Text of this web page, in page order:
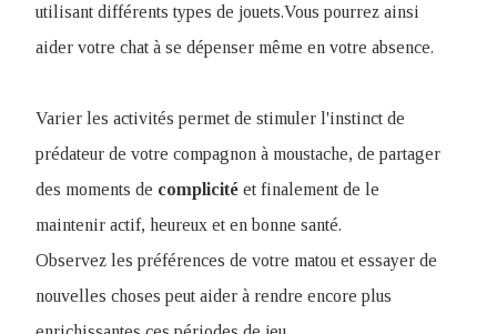
utilisant différents types de jouets.Vous pourrez ainsi
aider votre chat à se dépenser même en votre absence.
Varier les activités permet de stimuler l'instinct de
prédateur de votre compagnon à moustache, de partager
des moments de complicité et finalement de le
maintenir actif, heureux et en bonne santé.
Observez les préférences de votre matou et essayer de
nouvelles choses peut aider à rendre encore plus